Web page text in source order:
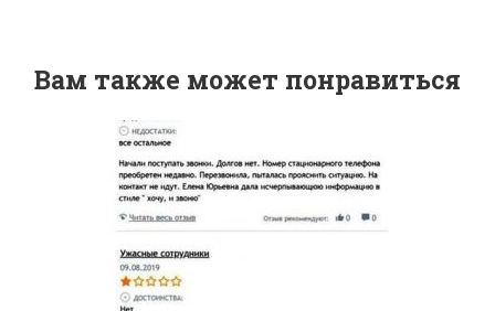
Вам также может понравиться